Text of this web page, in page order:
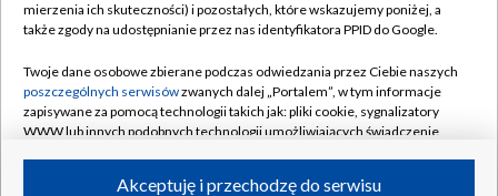
Naziemna Telewizja Cyfrowa
Rada Programowa
System NOS
Informacje o nadawcy
Pomoc
Kontakt
Kanały
mierzenia ich skuteczności) i pozostałych, które wskazujemy poniżej, a
także zgody na udostępnianie przez nas identyfikatora PPID do Google.
Twoje dane osobowe zbierane podczas odwiedzania przez Ciebie naszych
poszczególnych serwisówzwanych dalej „Portalem”, w tym informacje
zapisywane za pomocą technologii takich jak: pliki cookie, sygnalizatory
WWW lub innych podobnych technologii umożliwiających świadczenie
ruchu w Internecie.Akceptuję i przechodzę do serwisu